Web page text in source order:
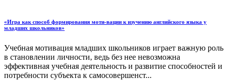
«Игра как способ формирования моти-вации к изучению английского языка у
младших школьников»
Учебная мотивация младших школьников играет важную роль
в становлении личности, ведь без нее невозможна
эффективная учебная деятельность и развитие способностей и
потребности субъекта к самосовершенст...